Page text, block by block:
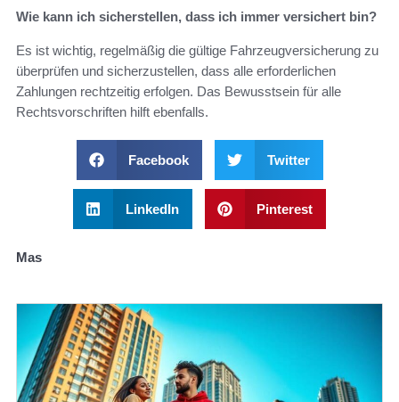
Wie kann ich sicherstellen, dass ich immer versichert bin?
Es ist wichtig, regelmäßig die gültige Fahrzeugversicherung zu
überprüfen und sicherzustellen, dass alle erforderlichen
Zahlungen rechtzeitig erfolgen. Das Bewusstsein für alle
Rechtsvorschriften hilft ebenfalls.
Facebook Twitter
LinkedIn Pinterest
Mas